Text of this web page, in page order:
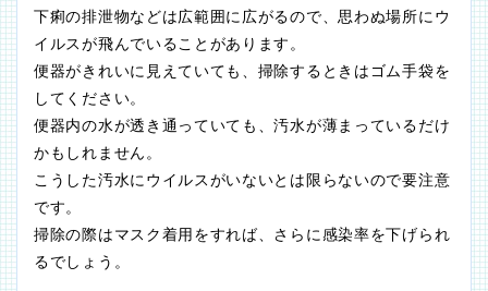
下痢の排泄物などは広範囲に広がるので、思わぬ場所にウ
イルスが飛んでいることがあります。
便器がきれいに見えていても、掃除するときはゴム手袋を
してください。
便器内の水が透き通っていても、汚水が薄まっているだけ
かもしれません。
こうした汚水にウイルスがいないとは限らないので要注意
です。
掃除の際はマスク着用をすれば、さらに感染率を下げられ
るでしょう。